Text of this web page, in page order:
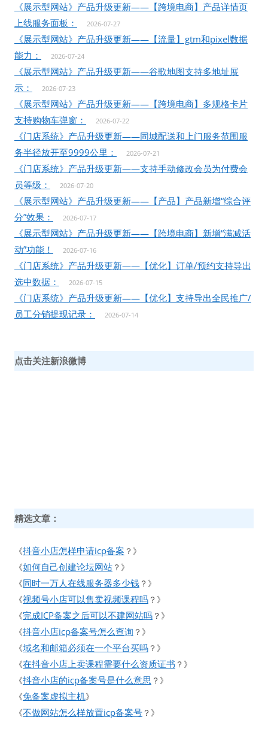
《展示型网站》产品升级更新——【跨境电商】产品详情页
上线服务面板：
2026-07-27
《展示型网站》产品升级更新——【流量】gtm和pixel数据
能力：
2026-07-24
《展示型网站》产品升级更新——谷歌地图支持多地址展
示：
2026-07-23
《展示型网站》产品升级更新——【跨境电商】多规格卡片
支持购物车弹窗：
2026-07-22
《门店系统》产品升级更新——同城配送和上门服务范围服
务半径放开至9999公里：
2026-07-21
《门店系统》产品升级更新——支持手动修改会员为付费会
员等级：
2026-07-20
《展示型网站》产品升级更新——【产品】产品新增“综合评
分”效果：
2026-07-17
《展示型网站》产品升级更新——【跨境电商】新增“满减活
动”功能！
2026-07-16
《门店系统》产品升级更新——【优化】订单/预约支持导出
选中数据：
2026-07-15
《门店系统》产品升级更新——【优化】支持导出全民推广/
员工分销提现记录：
2026-07-14
点击关注新浪微博
精选文章：
《抖音小店怎样申请icp备案 ？》
《如何自己创建论坛网站 ？》
《同时一万人在线服务器多少钱 ？》
《视频号小店可以售卖视频课程吗 ？》
《完成ICP备案之后可以不建网站吗 ？》
《抖音小店icp备案号怎么查询 ？》
《域名和邮箱必须在一个平台买吗 ？》
《在抖音小店上卖课程需要什么资质证书 ？》
《抖音小店的icp备案号是什么意思 ？》
《免备案虚拟主机》
《不做网站怎么样放置icp备案号 ？》